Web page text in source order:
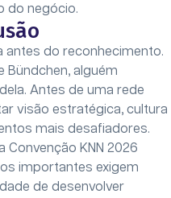
do negócio.
antes do reconhecimento.
Bündchen, alguém
Antes de uma rede
visão estratégica, cultura
mais desafiadores.
Convenção KNN 2026
importantes exigem
de desenvolver